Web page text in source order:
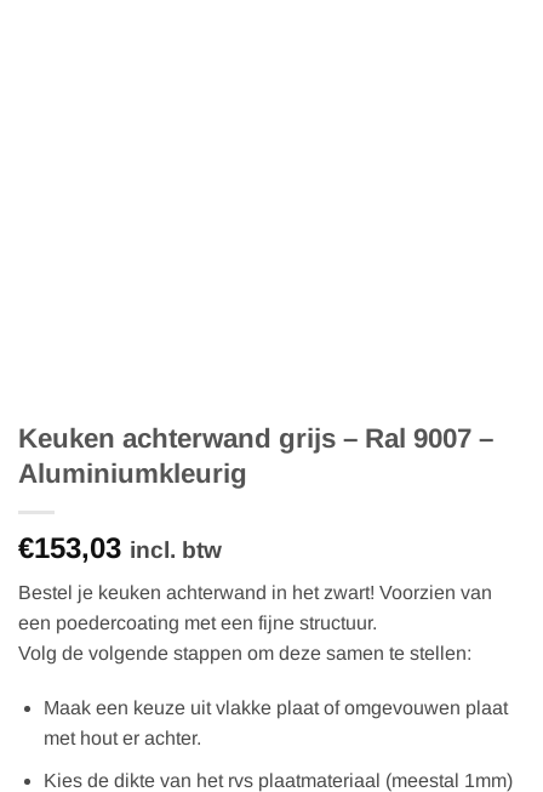
Keuken achterwand grijs – Ral 9007 –
Aluminiumkleurig
€153,03 incl. btw
Bestel je keuken achterwand in het zwart! Voorzien van
een poedercoating met een fijne structuur.
Volg de volgende stappen om deze samen te stellen:
Maak een keuze uit vlakke plaat of omgevouwen plaat
met hout er achter.
Kies de dikte van het rvs plaatmateriaal (meestal 1mm)